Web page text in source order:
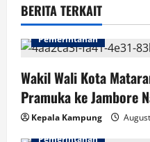
t
i
o
n
BERITA TERKAIT
Pemerintahan
Wakil Wali Kota
Pramuka ke Jambore
Kepala Kampung
Pemerintahan